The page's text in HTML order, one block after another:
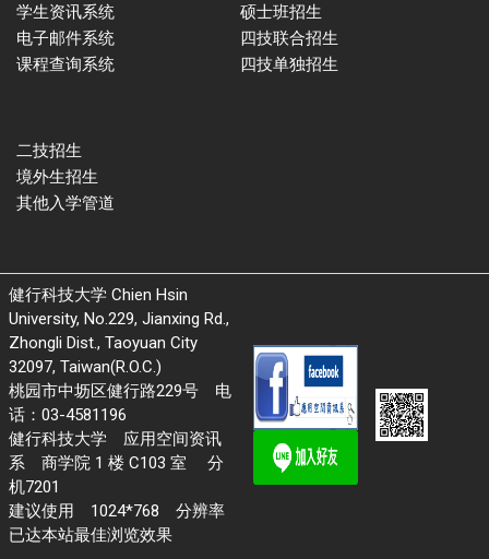
学生资讯系统
电子邮件系统
课程查询系统
硕士班招生
四技联合招生
四技单独招生
二技招生
境外生招生
其他入学管道
健行科技大学 Chien Hsin
University, No.229, Jianxing Rd.,
Zhongli Dist., Taoyuan City
32097, Taiwan(R.O.C.)
桃园市中坜区健行路229号 电
话：03-4581196
健行科技大学 应用空间资讯
系 商学院 1 楼 C103 室 分
机7201
建议使用 1024*768 分辨率
已达本站最佳浏览效果